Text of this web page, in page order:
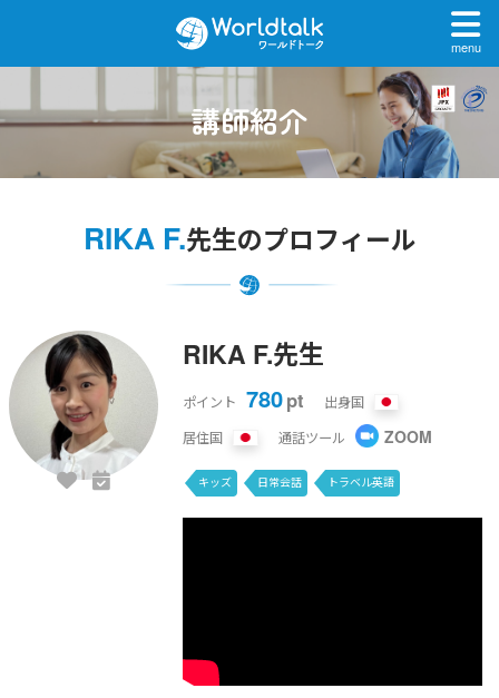
menu
講師紹介
RIKA F.先生のプロフィール
RIKA F.先生
ポイント 780pt
出身国
居住国
通話ツール ZOOM
キッズ 日常会話 トラベル英語
DAILY NEWS 日本語